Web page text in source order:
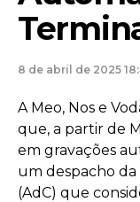
8 de abril de 2025
A Meo, Nos e
que, a partir de
em gravações
um despacho
(AdC) que